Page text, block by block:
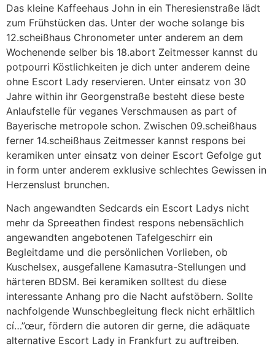
Das kleine Kaffeehaus John in ein Theresienstraße lädt
zum Frühstücken das. Unter der woche solange bis
12.scheißhaus Chronometer unter anderem an dem
Wochenende selber bis 18.abort Zeitmesser kannst du
potpourri Köstlichkeiten je dich unter anderem deine
ohne Escort Lady reservieren. Unter einsatz von 30
Jahre within ihr Georgenstraße besteht diese beste
Anlaufstelle für veganes Verschmausen as part of
Bayerische metropole schon. Zwischen 09.scheißhaus
ferner 14.scheißhaus Zeitmesser kannst respons bei
keramiken unter einsatz von deiner Escort Gefolge gut
in form unter anderem exklusive schlechtes Gewissen in
Herzenslust brunchen.
Nach angewandten Sedcards ein Escort Ladys nicht
mehr da Spreeathen findest respons nebensächlich
angewandten angebotenen Tafelgeschirr ein
Begleitdame und die persönlichen Vorlieben, ob
Kuschelsex, ausgefallene Kamasutra-Stellungen und
härteren BDSM. Bei keramiken solltest du diese
interessante Anhang pro die Nacht aufstöbern. Sollte
nachfolgende Wunschbegleitung fleck nicht erhältlich
cí…”œur, fördern die autoren dir gerne, die adäquate
alternative Escort Lady in Frankfurt zu auftreiben.